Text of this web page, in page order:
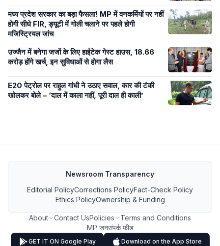
मध्य प्रदेश सरकार का बड़ा फैसला! MP में वनकर्मियों पर नहीं
होगी सीधे FIR, ड्यूटी में गोली चलाने पर पहले होगी
मजिस्ट्रियल जांच
उज्जैन में बनेगा जजों के लिए हाईटेक गेस्ट हाउस, 18.66
करोड़ होंगे खर्च, इन सुविधाओं से होगा लैस
E20 पेट्रोल पर राहुल गांधी ने उठाए सवाल, कार की टंकी
खोलकर बोले – ‘दाल में काला नहीं, पूरी दाल ही काली’
Newsroom Transparency
Editorial PolicyCorrections PolicyFact-Check Policy
Ethics PolicyOwnership & Funding
About Contact UsPolicies
Terms and Conditions
MP जनसंपर्क फीड
GET IT ON Google Play Download on the App Store